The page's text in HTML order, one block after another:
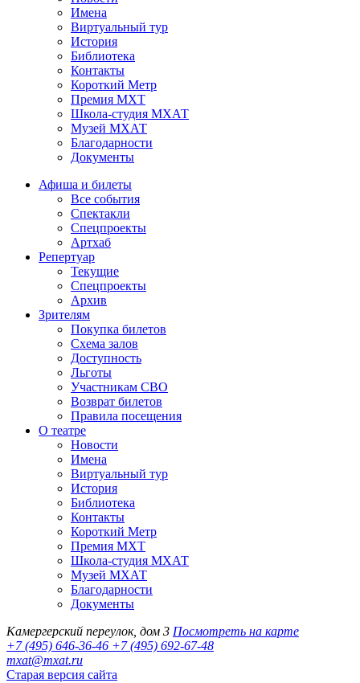
Имена
Виртуальный тур
История
Библиотека
Контакты
Короткий Метр
Премия МХТ
Школа-студия МХАТ
Музей МХАТ
Благодарности
Документы
Афиша и билеты
Все события
Спектакли
Спецпроекты
Артхаб
Репертуар
Текущие
Спецпроекты
Архив
Зрителям
Покупка билетов
Схема залов
Доступность
Льготы
Участникам СВО
Возврат билетов
Правила посещения
О театре
Новости
Имена
Виртуальный тур
История
Библиотека
Контакты
Короткий Метр
Премия МХТ
Школа-студия МХАТ
Музей МХАТ
Благодарности
Документы
Камергерский переулок, дом 3 Посмотреть на карте
+7 (495) 646-36-46 +7 (495) 692-67-48‬
mxat@mxat.ru
Старая версия сайта